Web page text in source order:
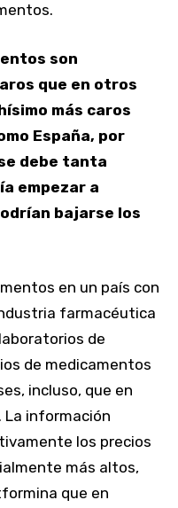
son
que en otros
más caros
España, por
debe tanta
empezar a
bajarse los
en un país con
farmacéutica
de
de medicamentos
incluso, que en
La información
los precios
más altos,
que en